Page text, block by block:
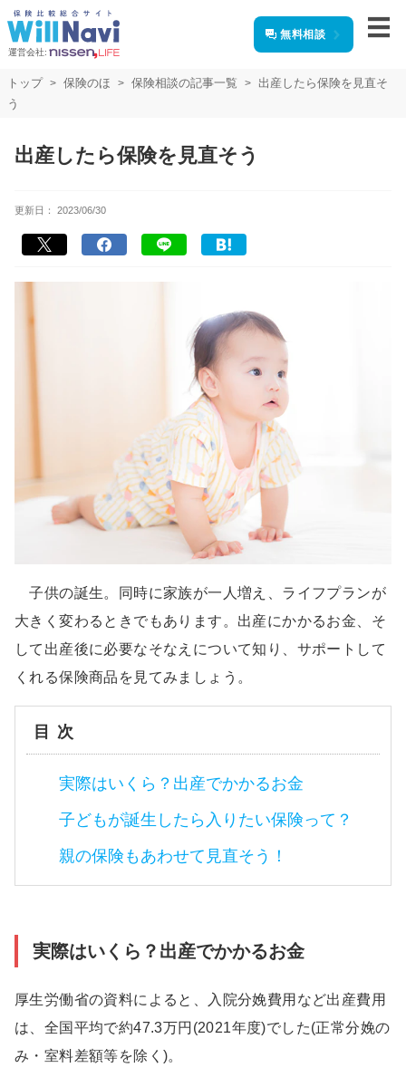
運営会社:
無料相談
トップ 保険のほ 保険相談の記事一覧
出産したら保険を見直そ
う
出産したら保険を見直そう
更新日： 2023/06/30
子供の誕生。同時に家族が一人増え、ライフプランが
大きく変わるときでもあります。出産にかかるお金、そ
して出産後に必要なそなえについて知り、サポートして
くれる保険商品を見てみましょう。
目次
実際はいくら？出産でかかるお金
子どもが誕生したら入りたい保険って？
親の保険もあわせて見直そう！
実際はいくら？出産でかかるお金
厚生労働省の資料によると、入院分娩費用など出産費用
は、全国平均で約47.3万円(2021年度)でした(正常分娩の
み・室料差額等を除く)。